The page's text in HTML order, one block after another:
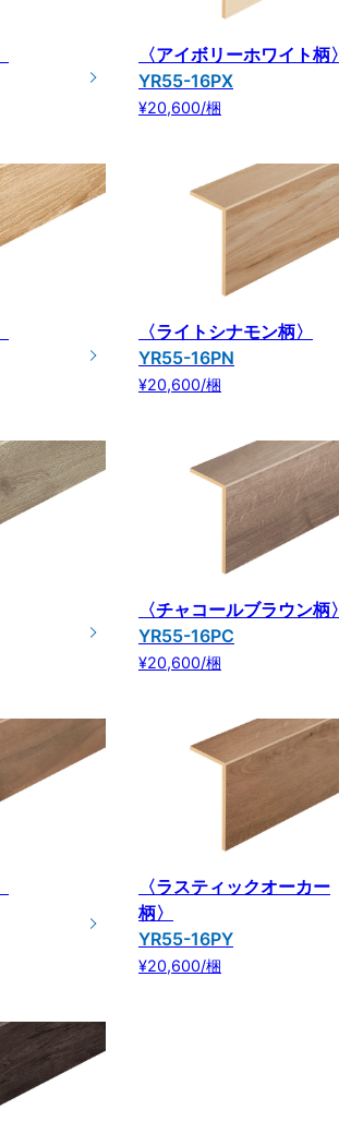
〈アイボリーホワイト柄〉
YR55-16PX
¥20,600/梱
〈ライトシナモン柄〉
YR55-16PN
¥20,600/梱
〈チャコールブラウン柄〉
YR55-16PC
¥20,600/梱
〈ラスティックオーカー
柄〉
YR55-16PY
¥20,600/梱